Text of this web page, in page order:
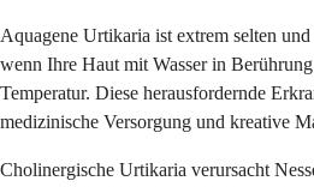
Aquagene Urtikaria ist extrem selten
wenn Ihre Haut mit Wasser in
Temperatur. Diese herausfordernde
medizinische Versorgung und kreative
Cholinergische Urtikaria verursacht